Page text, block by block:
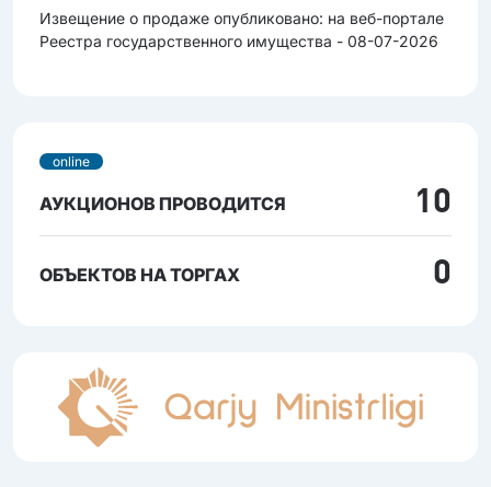
Извещение о продаже опубликовано: на веб-портале
Реестра государственного имущества - 08-07-2026
online
АУКЦИОНОВ ПРОВОДИТСЯ 10
ОБЪЕКТОВ НА ТОРГАХ 0